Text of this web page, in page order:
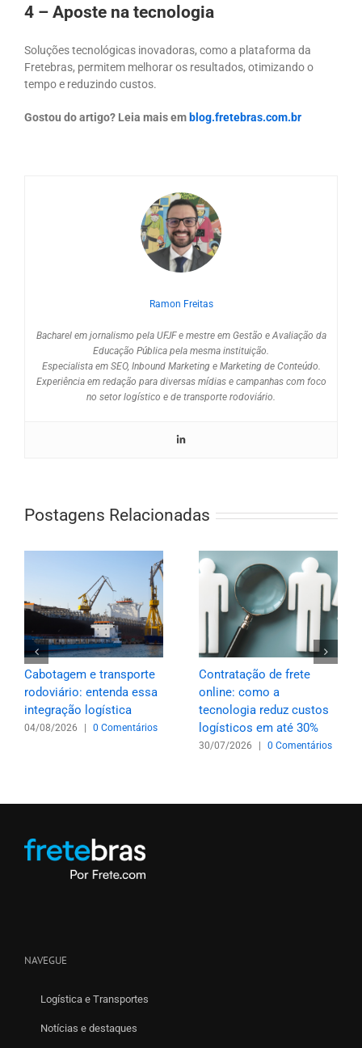
4 – Aposte na tecnologia
Soluções tecnológicas inovadoras, como a plataforma da
Fretebras, permitem melhorar os resultados, otimizando o
tempo e reduzindo custos.
Gostou do artigo? Leia mais em blog.fretebras.com.br
Ramon Freitas
Bacharel em jornalismo pela UFJF e mestre em Gestão e Avaliação da
Educação Pública pela mesma instituição.
Especialista em SEO, Inbound Marketing e Marketing de Conteúdo.
Experiência em redação para diversas mídias e campanhas com foco
no setor logístico e de transporte rodoviário.
Postagens Relacionadas
Cabotagem e transporte
rodoviário: entenda essa
integração logística
04/08/2026 | 0 Comentários
Contratação de frete
online: como a
tecnologia reduz custos
logísticos em até 30%
30/07/2026 | 0 Comentários
NAVEGUE
Logística e Transportes
Notícias e destaques